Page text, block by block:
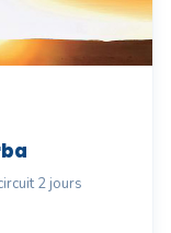
2 jours